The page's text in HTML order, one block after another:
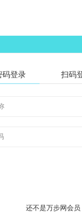
码登录 扫码
还不是万步网会员